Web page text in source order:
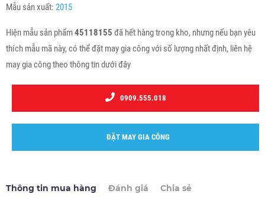
Mẫu sản xuất: 2015
Hiện mẫu sản phẩm45118155 đã hết hàng trong kho, nhưng nếu bạn yêu
thích mẫu mã này, có thể đặt may gia công với số lượng nhất định, liên hệ
may gia công theo thông tin dưới đây
0909.555.018
ĐẶT MAY GIA CÔNG
Thông tin mua hàng Đánh giá Chia sẻ